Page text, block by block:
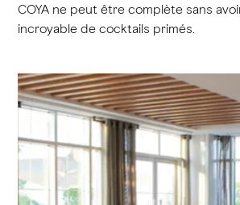
COYA ne peut être complète sans
incroyable de cocktails primés.